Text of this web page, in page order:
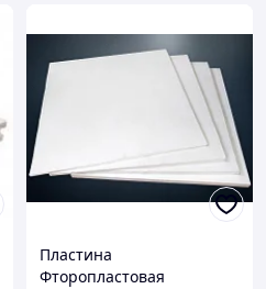
Пластина
Фторопластовая